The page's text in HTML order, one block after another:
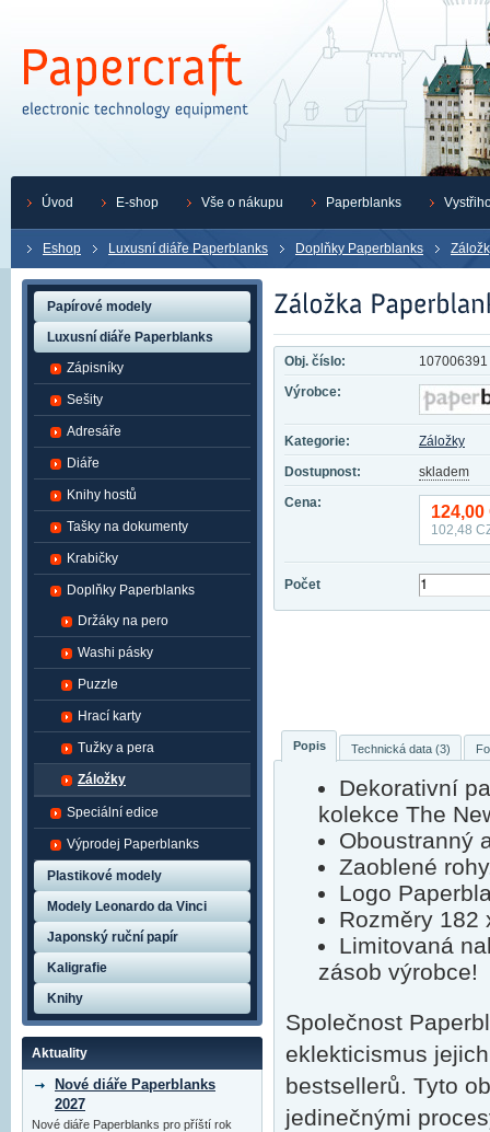
Eshop Luxusní diáře Paperblanks Doplňky Paperblanks
Obj. číslo:
107006391
Výrobce:
Kategorie:
Záložky
Dostupnost:
skladem
Cena:
124,00
102,48
Počet
Popis Technická data (3)
Dekorativní
kolekce The
Oboustranný
Zaoblené
Logo
Rozměry 182
Limitovaná
zásob výrobce!
Společnost
eklekticismus
bestsellerů. Tyto
jedinečnými
Papírové modely
Luxusní diáře Paperblanks
Zápisníky
Sešity
Adresáře
Diáře
Knihy hostů
Tašky na dokumenty
Krabičky
Doplňky Paperblanks
Držáky na pero
Washi pásky
Puzzle
Hrací karty
Tužky a pera
Záložky
Speciální edice
Výprodej Paperblanks
Plastikové modely
Modely Leonardo da Vinci
Japonský ruční papír
Kaligrafie
Knihy
Aktuality
Nové diáře Paperblanks
2027
Nové diáře Paperblanks pro příští rok
Úvod E-shop Vše o nákupu Paperblanks